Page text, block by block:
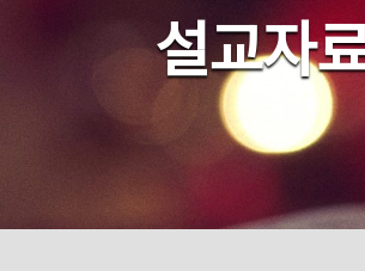
설교자